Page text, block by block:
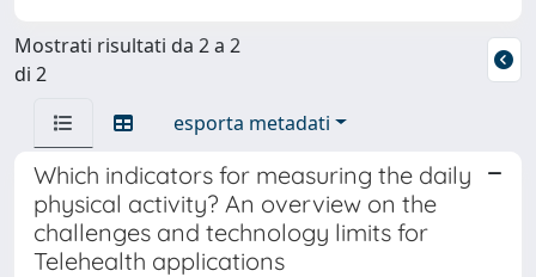
Mostrati risultati da 2 a 2
di 2
esporta metadati
Which indicators for measuring the daily
physical activity? An overview on the
challenges and technology limits for
Telehealth applications